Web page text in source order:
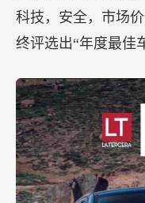
科技，安全，市场
终评选出“年度最佳